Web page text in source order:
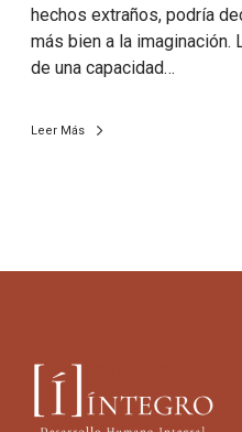
hechos extraños, podría
más bien a la imaginación.
de una capacidad…
Leer Más